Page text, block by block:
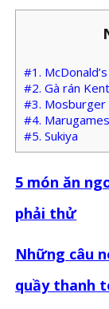
#1. McDonald’s
#2. Gà rán
#3. Mosburger
#4.
#5. Sukiya
5 món ăn
phải thử
Những câu
quầy thanh